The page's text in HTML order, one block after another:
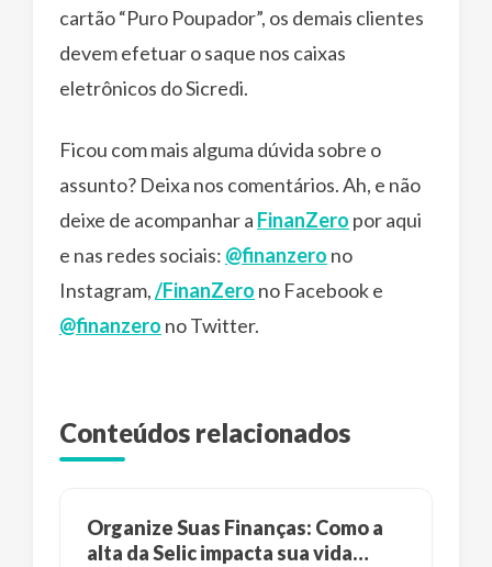
cartão “Puro Poupador”, os demais clientes
devem efetuar o saque nos caixas
eletrônicos do Sicredi.
Ficou com mais alguma dúvida sobre o
assunto? Deixa nos comentários. Ah, e não
deixe de acompanhar a FinanZero por aqui
e nas redes sociais: @finanzero no
Instagram,/FinanZero no Facebook e
@finanzero no Twitter.
Conteúdos relacionados
Organize Suas Finanças: Como a
alta da Selic impacta sua vida